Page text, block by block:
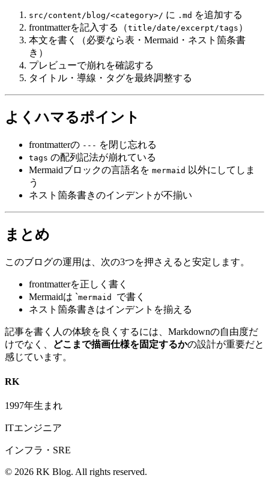
src/content/blog/<category>/ に .md を追加する
frontmatterを記入する（title/date/excerpt/tags ）
本文を書く（必要なら表・Mermaid・ネスト箇条書
き）
プレビューで崩れを確認する
タイトル・導線・タグを最終調整する
よくハマるポイント
frontmatterの --- を閉じ忘れる
tags の配列記法が崩れている
Mermaidブロックの言語名を mermaid 以外にしてしま
う
ネスト箇条書きのインデントが不揃い
まとめ
このブログの運用は、次の3つを押さえると安定します。
frontmatterを正しく書く
Mermaidは `mermaid で書く
ネスト箇条書きはインデントを揃える
記事を書く人の体験を良くするには、Markdownの自由度だ
けでなく、
どこまで描画仕様を固定するかの設計が重要だと
感じています。
RK
1997年生まれ
ITエンジニア
インフラ・SRE
© 2026 RK Blog. All rights reserved.